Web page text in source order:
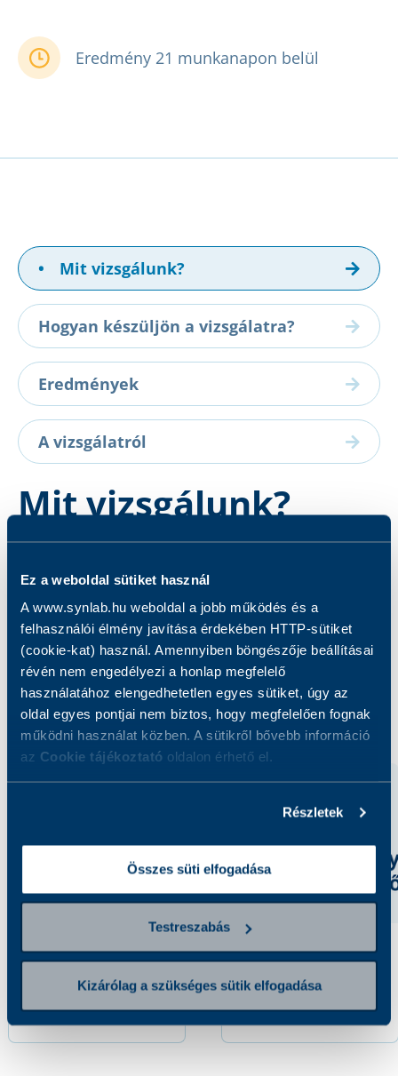
Ez a weboldal sütiket használ
A www.synlab.hu weboldal a jobb működés és a
felhasználói élmény javítása érdekében HTTP-sütiket
(cookie-kat) használ. Amennyiben böngészője beállításai
révén nem engedélyezi a honlap megfelelő
használatához elengedhetetlen egyes sütiket, úgy az
oldal egyes pontjai nem biztos, hogy megfelelően fognak
működni használat közben. A sütikről bővebb információ
az Cookie tájékoztató oldalon érhető el.
Részletek
Összes süti elfogadása
Testreszabás
Kizárólag a szükséges sütik elfogadása
Eredmény 21 munkanapon belül
• Mit vizsgálunk?
Hogyan készüljön a vizsgálatra?
Eredmények
A vizsgálatról
Mit vizsgálunk?
kimutatása.
Kapcsolódó szolgáltatások
Enterocyta elleni
antitest
10 200 Ft
Prothrombin elleni
antitest
10 500 Ft